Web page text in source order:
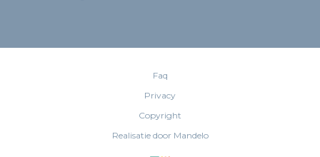
Faq
Privacy
Copyright
Realisatie door Mandelo